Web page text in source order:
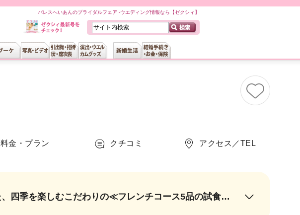
パレスへいあんのブライダルフェア -ウエディング情報なら【ゼクシィ】
料金・プラン クチコミ アクセス／TEL
【美食体験】国産牛や人気のオマール海老をはじめとした、四季を楽しむこだわりの≪フレンチコース5品の試食体験≫※予約制